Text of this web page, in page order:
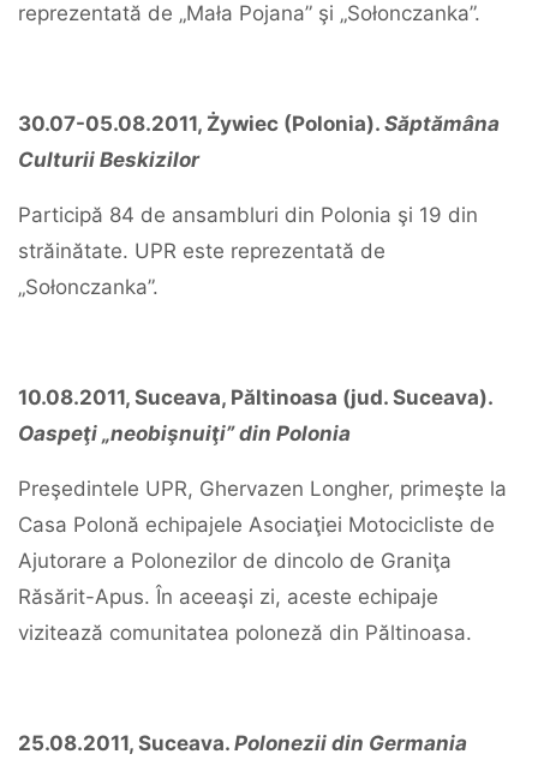
reprezentată de „Mała Pojana” şi „Sołonczanka”.
30.07-05.08.2011, Żywiec (Polonia). Săptămâna
Culturii Beskizilor
Participă 84 de ansambluri din Polonia şi 19 din
străinătate. UPR este reprezentată de
„Sołonczanka”.
10.08.2011, Suceava, Păltinoasa (jud. Suceava).
Oaspeţi „neobişnuiţi” din Polonia
Preşedintele UPR, Ghervazen Longher, primeşte la
Casa Polonă echipajele Asociaţiei Motocicliste de
Ajutorare a Polonezilor de dincolo de Graniţa
Răsărit-Apus. În aceeaşi zi, aceste echipaje
vizitează comunitatea poloneză din Păltinoasa.
25.08.2011, Suceava. Polonezii din Germania